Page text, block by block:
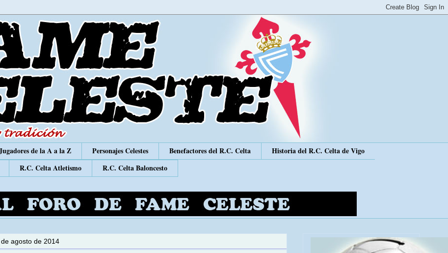
de la A a la Z Personajes Celestes Benefactores del R.C. Celta
Historia del R.C. Celta de Vigo
R.C. Celta Atletismo R.C. Celta Baloncesto
agosto de 2014